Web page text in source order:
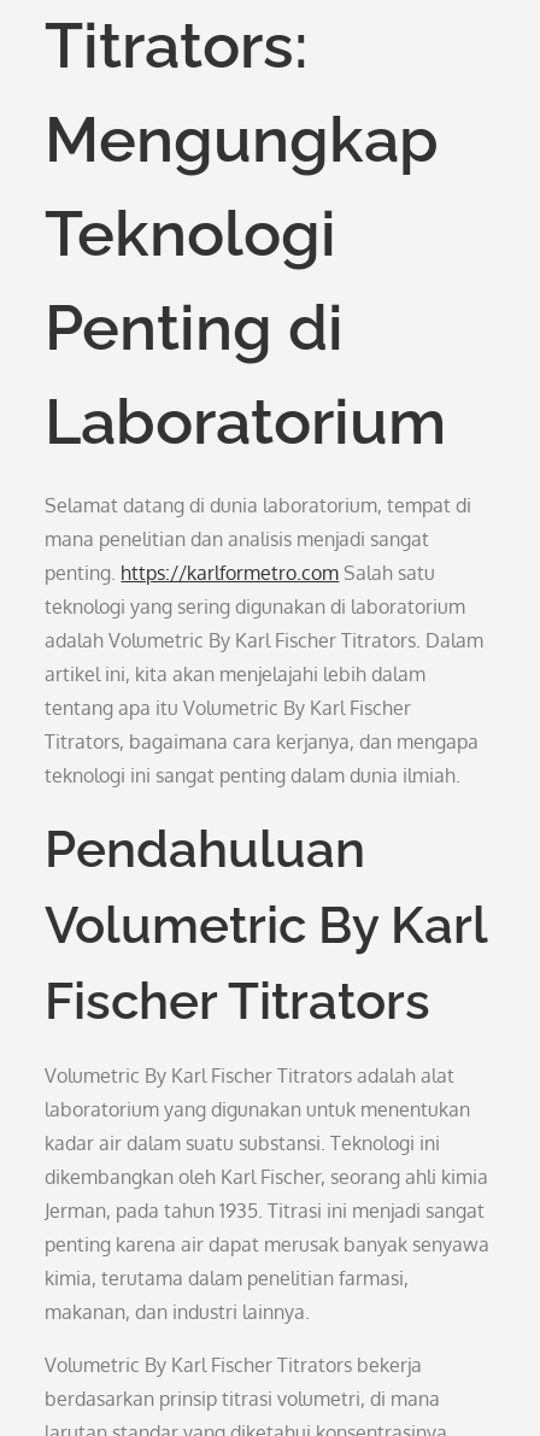
Titrators:
Mengungkap
Teknologi
Penting di
Laboratorium
Selamat datang di dunia laboratorium, tempat di
mana penelitian dan analisis menjadi sangat
penting. https://karlformetro.com Salah satu
teknologi yang sering digunakan di laboratorium
adalah Volumetric By Karl Fischer Titrators. Dalam
artikel ini, kita akan menjelajahi lebih dalam
tentang apa itu Volumetric By Karl Fischer
Titrators, bagaimana cara kerjanya, dan mengapa
teknologi ini sangat penting dalam dunia ilmiah.
Pendahuluan
Volumetric By Karl
Fischer Titrators
Volumetric By Karl Fischer Titrators adalah alat
laboratorium yang digunakan untuk menentukan
kadar air dalam suatu substansi. Teknologi ini
dikembangkan oleh Karl Fischer, seorang ahli kimia
Jerman, pada tahun 1935. Titrasi ini menjadi sangat
penting karena air dapat merusak banyak senyawa
kimia, terutama dalam penelitian farmasi,
makanan, dan industri lainnya.
Volumetric By Karl Fischer Titrators bekerja
berdasarkan prinsip titrasi volumetri, di mana